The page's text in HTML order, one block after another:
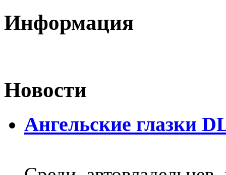
Информация
Новости
Ангельские глазки